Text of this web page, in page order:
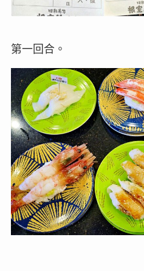
第一回合。